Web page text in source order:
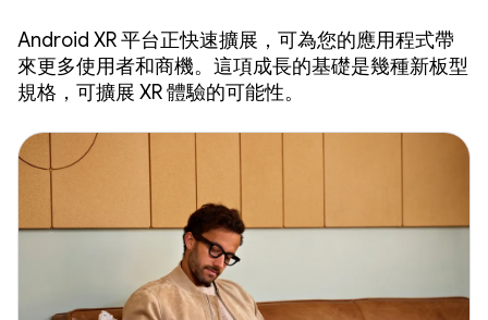
Android XR 平台正快速擴展，可為您的應用程式帶
來更多使用者和商機。這項成長的基礎是幾種新板型
規格，可擴展 XR 體驗的可能性。